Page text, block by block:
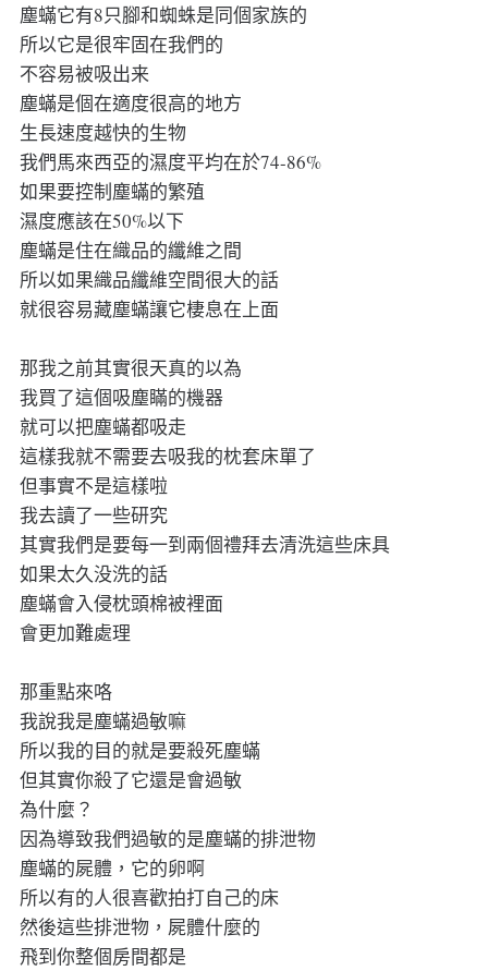
塵蟎它有8只腳和蜘蛛是同個家族的
所以它是很牢固在我們的
不容易被吸出来
塵蟎是個在適度很高的地方
生長速度越快的生物
我們馬來西亞的濕度平均在於74-86%
如果要控制塵蟎的繁殖
濕度應該在50%以下
塵蟎是住在織品的纖維之間
所以如果織品纖維空間很大的話
就很容易藏塵蟎讓它棲息在上面
那我之前其實很天真的以為
我買了這個吸塵瞞的機器
就可以把塵蟎都吸走
這樣我就不需要去吸我的枕套床單了
但事實不是這樣啦
我去讀了一些研究
其實我們是要每一到兩個禮拜去清洗這些床具
如果太久没洗的話
塵蟎會入侵枕頭棉被裡面
會更加難處理
那重點來咯
我說我是塵蟎過敏嘛
所以我的目的就是要殺死塵蟎
但其實你殺了它還是會過敏
為什麼？
因為導致我們過敏的是塵蟎的排泄物
塵蟎的屍體，它的卵啊
所以有的人很喜歡拍打自己的床
然後這些排泄物，屍體什麼的
飛到你整個房間都是